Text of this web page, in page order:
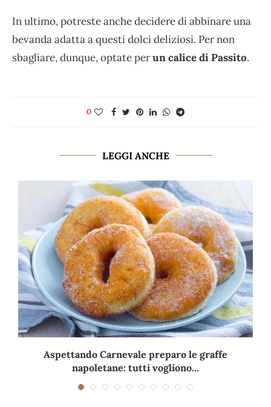
In ultimo, potreste anche decidere di abbinare una
bevanda adatta a questi dolci deliziosi. Per non
sbagliare, dunque, optate perun calice di Passito.
0
LEGGI ANCHE
Aspettando Carnevale preparo le graffe
napoletane: tutti vogliono...